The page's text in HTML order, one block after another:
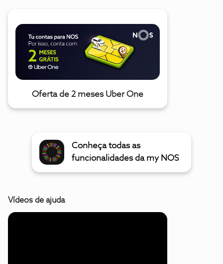
Oferta de 2 meses Uber One
Conheça todas as
funcionalidades da my NOS
Vídeos de ajuda